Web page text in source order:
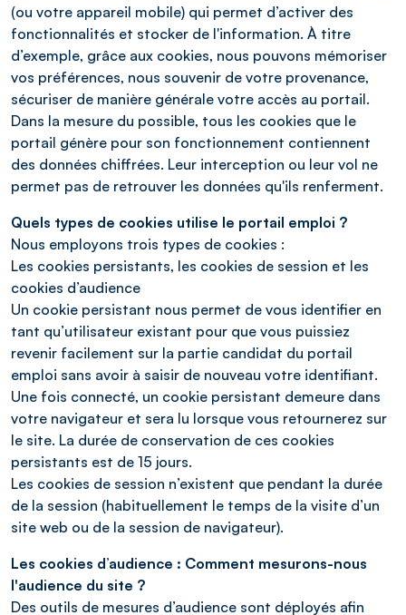
(ou votre appareil mobile) qui permet d’activer des
fonctionnalités et stocker de l'information. À titre
d’exemple, grâce aux cookies, nous pouvons mémoriser
vos préférences, nous souvenir de votre provenance,
sécuriser de manière générale votre accès au portail.
Dans la mesure du possible, tous les cookies que le
portail génère pour son fonctionnement contiennent
des données chiffrées. Leur interception ou leur vol ne
permet pas de retrouver les données qu'ils renferment.
Quels types de cookies utilise le portail emploi ?
Nous employons trois types de cookies :
Les cookies persistants, les cookies de session et les
cookies d’audience
Un cookie persistant nous permet de vous identifier en
tant qu’utilisateur existant pour que vous puissiez
revenir facilement sur la partie candidat du portail
emploi sans avoir à saisir de nouveau votre identifiant.
Une fois connecté, un cookie persistant demeure dans
votre navigateur et sera lu lorsque vous retournerez sur
le site. La durée de conservation de ces cookies
persistants est de 15 jours.
Les cookies de session n’existent que pendant la durée
de la session (habituellement le temps de la visite d’un
site web ou de la session de navigateur).
Les cookies d’audience : Comment mesurons-nous
l'audience du site ?
Des outils de mesures d’audience sont déployés afin